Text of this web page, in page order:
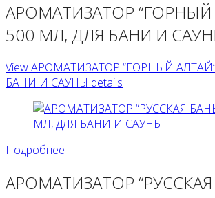
АРОМАТИЗАТОР “ГОРНЫЙ
500 МЛ, ДЛЯ БАНИ И
View АРОМАТИЗАТОР “ГОРНЫЙ
БАНИ И САУНЫ details
Подробнее
АРОМАТИЗАТОР “РУССКАЯ